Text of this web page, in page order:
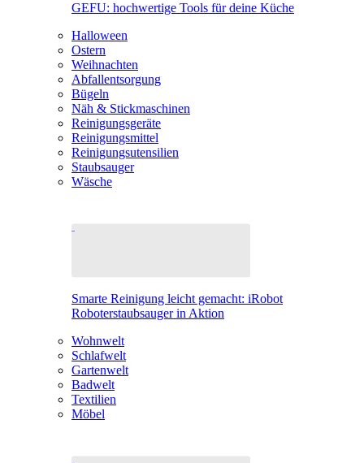
GEFU: hochwertige Tools für deine Küche
Halloween
Ostern
Weihnachten
Abfallentsorgung
Bügeln
Näh & Stickmaschinen
Reinigungsgeräte
Reinigungsmittel
Reinigungsutensilien
Staubsauger
Wäsche
Smarte Reinigung leicht gemacht: iRobot
Roboterstaubsauger in Aktion
Wohnwelt
Schlafwelt
Gartenwelt
Badwelt
Textilien
Möbel